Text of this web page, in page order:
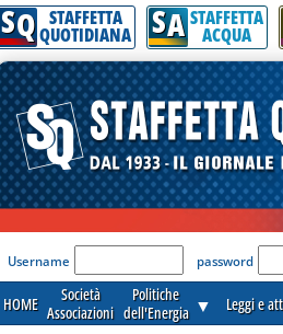
SQ STAFFETTA
QUOTIDIANA SA STAFFETTA
ACQUA
'Modulo Login per
Username password
HOME
Società
Associazioni
Politiche
dell'Energia ▼ Leggi e